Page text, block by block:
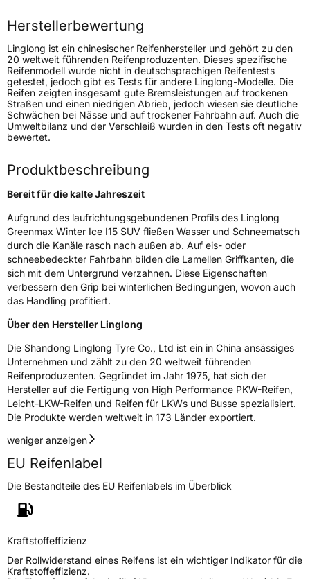
Höchstlast775 kg
Generelle Merkmale
FahrzeugtypSUV
VerwendungWinterreifen
ModellnameGreenMax Winter Ice I15 SUV
Fahrzeugart
Zustand Neureifen
M+SJa
EU Label
Effizienz
NasshaftungD
Rollgeräusch (Klasse)B
Rollgeräusch (dB)
3PMSF / Schneeflockensymbol / Alpine-SymbolJa
EPREL ID
Allgemeine Produktsicherheit (GPSR)
Herstellerkontakt Linglong Germany GmbH, Bahnhofstraße 8
Herstellerbewertung
Linglong ist ein chinesischer Reifenhersteller und gehört zu den
20 weltweit führenden Reifenproduzenten. Dieses spezifische
Reifenmodell wurde nicht in deutschsprachigen Reifentests
getestet, jedoch gibt es Tests für andere Linglong-Modelle. Die
Reifen zeigten insgesamt gute Bremsleistungen auf trockenen
Straßen und einen niedrigen Abrieb, jedoch wiesen sie deutliche
Schwächen bei Nässe und auf trockener Fahrbahn auf. Auch die
Umweltbilanz und der Verschleiß wurden in den Tests oft negativ
bewertet.
Produktbeschreibung
Bereit für die kalte Jahreszeit
Aufgrund des laufrichtungsgebundenen Profils des Linglong
Greenmax Winter Ice I15 SUV fließen Wasser und Schneematsch
durch die Kanäle rasch nach außen ab. Auf eis- oder
schneebedeckter Fahrbahn bilden die Lamellen Griffkanten, die
sich mit dem Untergrund verzahnen. Diese Eigenschaften
verbessern den Grip bei winterlichen Bedingungen, wovon auch
das Handling profitiert.
Über den Hersteller Linglong
Die Shandong Linglong Tyre Co., Ltd ist ein in China ansässiges
Unternehmen und zählt zu den 20 weltweit führenden
Reifenproduzenten. Gegründet im Jahr 1975, hat sich der
Hersteller auf die Fertigung von High Performance PKW-Reifen,
Leicht-LKW-Reifen und Reifen für LKWs und Busse spezialisiert.
Die Produkte werden weltweit in 173 Länder exportiert.
weniger anzeigen
EU Reifenlabel
Die Bestandteile des EU Reifenlabels im Überblick
Kraftstoffeffizienz
Der Rollwiderstand eines Reifens ist ein wichtiger Indikator für die
Kraftstoffeffizienz.